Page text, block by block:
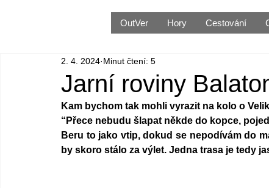
OutVer Hory Cestování
Jarní roviny
2. 4. 2024 Minut čtení: 5
Kam bychom tak mohli vyrazit na kolo o
“Přece nebudu šlapat někde do kopce,
Beru to jako vtip, dokud se nepodívám do
by skoro stálo za výlet. Jedna trasa je tedy